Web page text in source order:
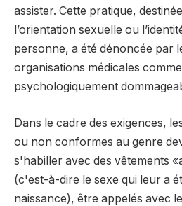
assister. Cette pratique,
l’orientation sexuelle ou
personne, a été dénoncée par
organisations médicales
psychologiquement
Dans le cadre des exigences,
ou non conformes au genre
s'habiller avec des vêtements
(c'est-à-dire le sexe qui leur a
naissance), être appelés avec